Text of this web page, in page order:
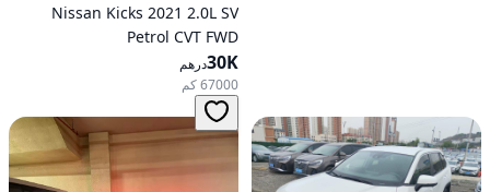
Nissan Kicks 2021 2.0L SV
Petrol CVT FWD
30Kدرهم
67000 كم